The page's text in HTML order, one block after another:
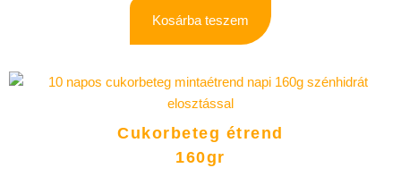
Kosárba teszem
Cukorbeteg étrend
160gr